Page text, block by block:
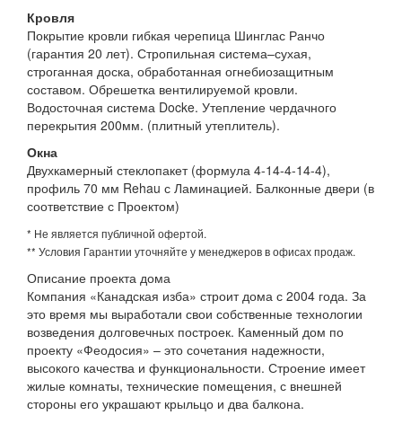
Кровля
Покрытие кровли гибкая черепица Шинглас Ранчо
(гарантия 20 лет). Стропильная система–сухая,
строганная доска, обработанная огнебиозащитным
составом. Обрешетка вентилируемой кровли.
Водосточная система Docke. Утепление чердачного
перекрытия 200мм. (плитный утеплитель).
Окна
Двухкамерный стеклопакет (формула 4-14-4-14-4),
профиль 70 мм Rehau с Ламинацией. Балконные двери (в
соответствие с Проектом)
* Не является публичной офертой.
** Условия Гарантии уточняйте у менеджеров в офисах продаж.
Описание проекта дома
Компания «Канадская изба» строит дома с 2004 года. За
это время мы выработали свои собственные технологии
возведения долговечных построек. Каменный дом по
проекту «Феодосия» – это сочетания надежности,
высокого качества и функциональности. Строение имеет
жилые комнаты, технические помещения, с внешней
стороны его украшают крыльцо и два балкона.